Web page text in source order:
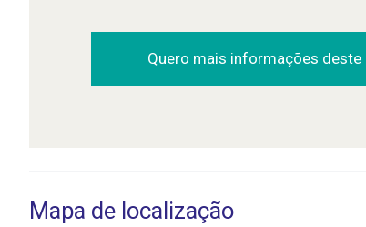
Quero mais informações deste
Mapa de localização